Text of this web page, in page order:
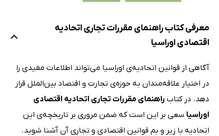
معرفی کتاب راهنمای مقررات تجاری اتحادیه
اقتصادی اوراسیا
آگاهی از قوانین اتحادیه‌ی اوراسیا می‌تواند اطلاعات مفیدی را
در اختیار علاقه‌مندان به حوزه‌ی تجارت و اقتصاد بین‌الملل قرار
دهد. در کتاب راهنمای مقررات تجاری اتحادیه اقتصادی
اوراسیا سعی بر این است که ضمن مروری بر تاریخچه‌ی این
اتحادیه با زیر و بم قوانین اقتصادی و تجاری آن آشنا شوید.